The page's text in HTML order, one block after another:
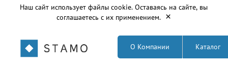
Наш сайт использует файлы cookie. Оставаясь на сайте, вы
соглашаетесь с их применением. ×
О Компании Каталог